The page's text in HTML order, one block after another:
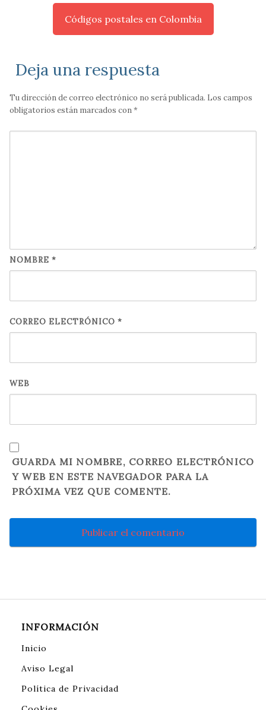
Códigos postales en Colombia
Deja una respuesta
Tu dirección de correo electrónico no será publicada. Los campos
obligatorios están marcados con*
NOMBRE *
CORREO ELECTRÓNICO *
WEB
GUARDA MI NOMBRE, CORREO ELECTRÓNICO
Y WEB EN ESTE NAVEGADOR PARA LA
PRÓXIMA VEZ QUE COMENTE.
INFORMACIÓN
Inicio
Aviso Legal
Política de Privacidad